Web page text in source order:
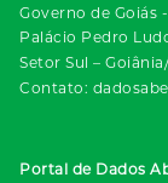
Governo de Goiás
Palácio Pedro
Setor Sul –
Contato:
Portal de Dados